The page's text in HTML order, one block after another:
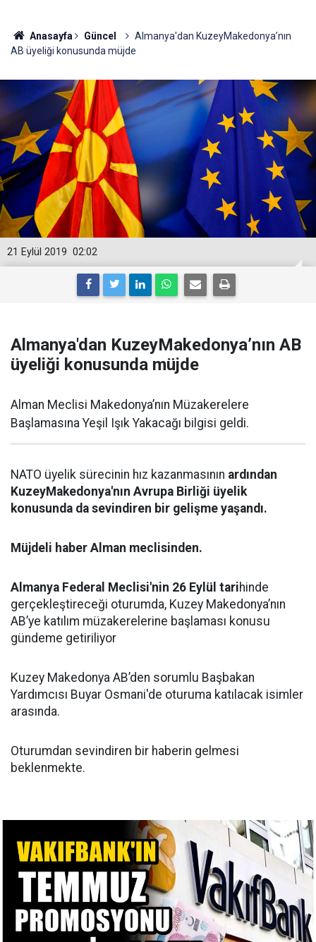
Anasayfa Güncel
Almanya'dan KuzeyMakedonya’nın
AB üyeliği konusunda müjde
02:02
21 Eylül 2019
Almanya'dan KuzeyMakedonya’nın AB
üyeliği konusunda müjde
Alman Meclisi Makedonya’nın Müzakerelere
Başlamasına Yeşil Işık Yakacağı bilgisi geldi.
NATO üyelik sürecinin hız kazanmasının ardından
KuzeyMakedonya'nın Avrupa Birliği üyelik
konusunda da sevindiren bir gelişme yaşandı.
Müjdeli haber Alman meclisinden.
Almanya Federal Meclisi'nin 26 Eylül tarihinde
gerçekleştireceği oturumda, Kuzey Makedonya’nın
AB’ye katılım müzakerelerine başlaması konusu
gündeme getiriliyor
Kuzey Makedonya AB’den sorumlu Başbakan
Yardımcısı Buyar Osmani'de oturuma katılacak isimler
arasında.
Oturumdan sevindiren bir haberin gelmesi
beklenmekte.